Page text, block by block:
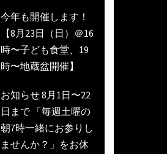
今年も開催します！
【8月23日（日）＠16
時〜子ども食堂、19
時〜地蔵盆開催】
お知らせ 8月1日〜22
日まで 「毎週土曜の
朝7時一緒にお参りし
ませんか？」をお休